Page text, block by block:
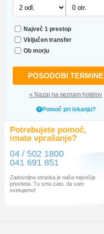
Največ 1 prestop
Vključen transfer
Ob morju
POSODOBI TERMINE
« Nazaj na seznam hotelov
Pomoč pri iskanju?
Potrebujete pomoč,
imate vprašanje?
04 / 502 1800
041 691 851
Zadovoljna stranka je naša največja
prioriteta. Tu smo zato, da vam
svetujemo!